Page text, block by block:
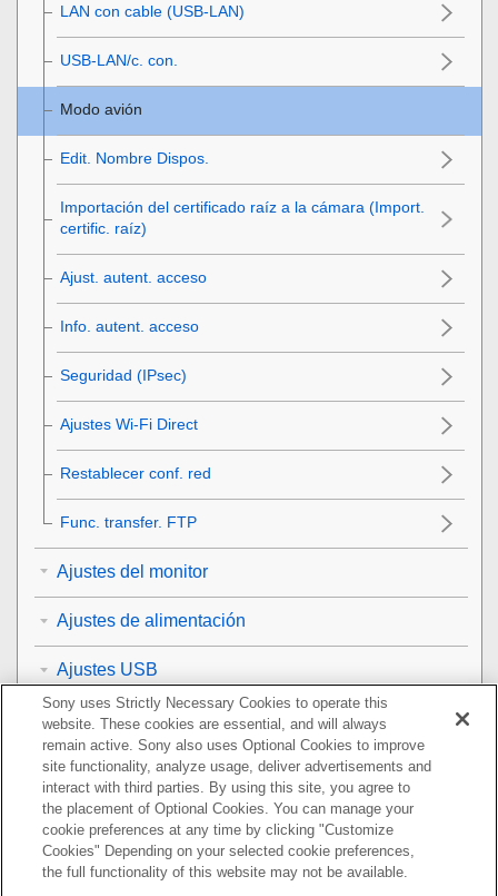
LAN con cable (USB-LAN)
USB-LAN/c. con.
Modo avión
Edit. Nombre Dispos.
Importación del certificado raíz a la cámara (Import.
certific. raíz)
Ajust. autent. acceso
Info. autent. acceso
Seguridad (IPsec)
Ajustes Wi-Fi Direct
Restablecer conf. red
Func. transfer. FTP
Ajustes del monitor
Ajustes de alimentación
Ajustes USB
Ajustes de salida a dispositivos externos
Ajustes generales
Funciones disponibles con un smartphone
Utilización de un ordenador
Sony uses Strictly Necessary Cookies to operate this
website. These cookies are essential, and will always
remain active. Sony also uses Optional Cookies to improve
site functionality, analyze usage, deliver advertisements and
interact with third parties. By using this site, you agree to
the placement of Optional Cookies. You can manage your
cookie preferences at any time by clicking "Customize
Cookies" Depending on your selected cookie preferences,
the full functionality of this website may not be available.